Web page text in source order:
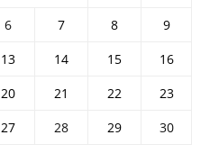
6 7 8
9
13 14 15
16
20 21 22
23
27 28 29
30